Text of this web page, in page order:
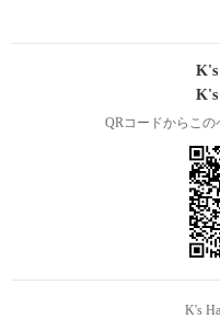
K's
K's
QRコードからこの
K's